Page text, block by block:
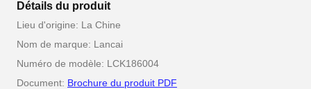
Détails du produit
Lieu d'origine: La Chine
Nom de marque: Lancai
Numéro de modèle: LCK186004
Document: Brochure du produit PDF